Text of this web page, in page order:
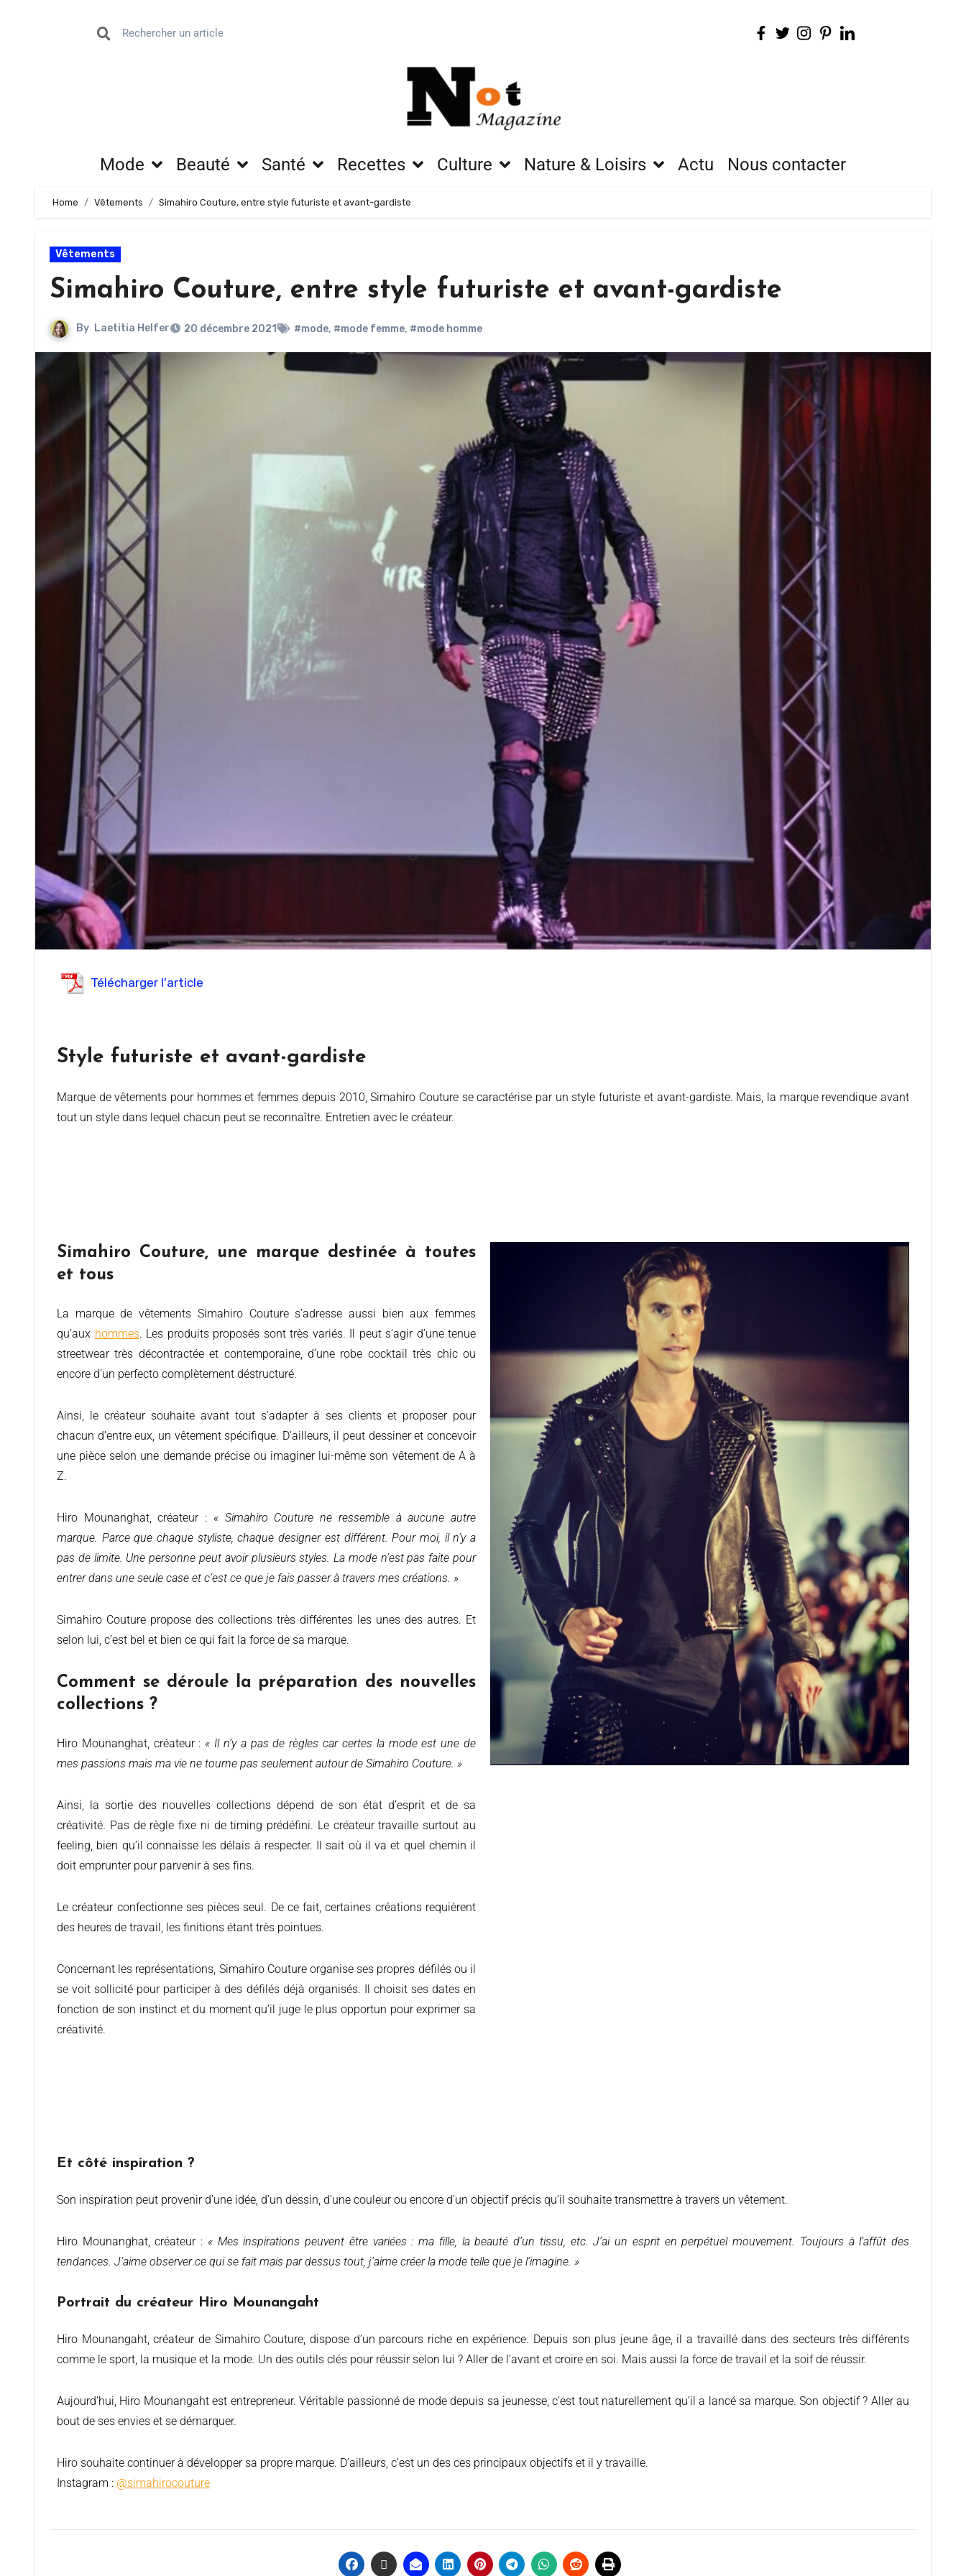
Mode Beauté Santé Recettes Culture Nature & Loisirs Actu Nous contacter
Home Vêtements Simahiro Couture, entre style futuriste et avant-gardiste
Vêtements
Simahiro Couture, entre style futuriste et avant-gardiste
By Laetitia Helfer 20 décembre 2021 #mode, #mode femme, #mode homme
Télécharger l'article
Style futuriste et avant-gardiste
Marque de vêtements pour hommes et femmes depuis 2010, Simahiro Couture se caractérise par un style futuriste et avant-gardiste. Mais, la marque revendique avant
tout un style dans lequel chacun peut se reconnaître. Entretien avec le créateur.
Simahiro Couture, une marque destinée à toutes
et tous
La marque de vêtements Simahiro Couture s’adresse aussi bien aux femmes
qu’aux hommes. Les produits proposés sont très variés. Il peut s’agir d’une tenue
streetwear très décontractée et contemporaine, d’une robe cocktail très chic ou
encore d’un perfecto complètement déstructuré.
Ainsi, le créateur souhaite avant tout s’adapter à ses clients et proposer pour
chacun d’entre eux, un vêtement spécifique. D’ailleurs, il peut dessiner et concevoir
une pièce selon une demande précise ou imaginer lui-même son vêtement de A à
Z.
Hiro Mounanghat, créateur : « Simahiro Couture ne ressemble à aucune autre
marque. Parce que chaque styliste, chaque designer est différent. Pour moi, il n’y a
pas de limite. Une personne peut avoir plusieurs styles. La mode n’est pas faite pour
entrer dans une seule case et c’est ce que je fais passer à travers mes créations. »
Simahiro Couture propose des collections très différentes les unes des autres. Et
selon lui, c’est bel et bien ce qui fait la force de sa marque.
Comment se déroule la préparation des nouvelles
collections ?
Hiro Mounanghat, créateur : « Il n’y a pas de règles car certes la mode est une de
mes passions mais ma vie ne tourne pas seulement autour de Simahiro Couture. »
Ainsi, la sortie des nouvelles collections dépend de son état d’esprit et de sa
créativité. Pas de règle fixe ni de timing prédéfini. Le créateur travaille surtout au
feeling, bien qu’il connaisse les délais à respecter. Il sait où il va et quel chemin il
doit emprunter pour parvenir à ses fins.
Le créateur confectionne ses pièces seul. De ce fait, certaines créations requièrent
des heures de travail, les finitions étant très pointues.
Concernant les représentations, Simahiro Couture organise ses propres défilés ou il
se voit sollicité pour participer à des défilés déjà organisés. Il choisit ses dates en
fonction de son instinct et du moment qu’il juge le plus opportun pour exprimer sa
créativité.
Et côté inspiration ?
Son inspiration peut provenir d’une idée, d’un dessin, d’une couleur ou encore d’un objectif précis qu’il souhaite transmettre à travers un vêtement.
Hiro Mounanghat, créateur : « Mes inspirations peuvent être variées : ma fille, la beauté d’un tissu, etc. J’ai un esprit en perpétuel mouvement. Toujours à l’affût des
tendances. J’aime observer ce qui se fait mais par dessus tout, j’aime créer la mode telle que je l’imagine. »
Portrait du créateur Hiro Mounangaht
Hiro Mounangaht, créateur de Simahiro Couture, dispose d’un parcours riche en expérience. Depuis son plus jeune âge, il a travaillé dans des secteurs très différents
comme le sport, la musique et la mode. Un des outils clés pour réussir selon lui ? Aller de l’avant et croire en soi. Mais aussi la force de travail et la soif de réussir.
Aujourd’hui, Hiro Mounangaht est entrepreneur. Véritable passionné de mode depuis sa jeunesse, c’est tout naturellement qu’il a lancé sa marque. Son objectif ? Aller au
bout de ses envies et se démarquer.
Hiro souhaite continuer à développer sa propre marque. D’ailleurs, c’est un des ces principaux objectifs et il y travaille.
Instagram : @simahirocouture